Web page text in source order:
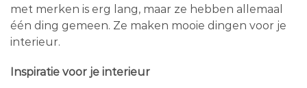
met merken is erg lang, maar ze hebben allemaal
één ding gemeen. Ze maken mooie dingen voor je
interieur.
Inspiratie voor je interieur